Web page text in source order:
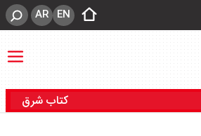
EN
AR
کتاب شرق